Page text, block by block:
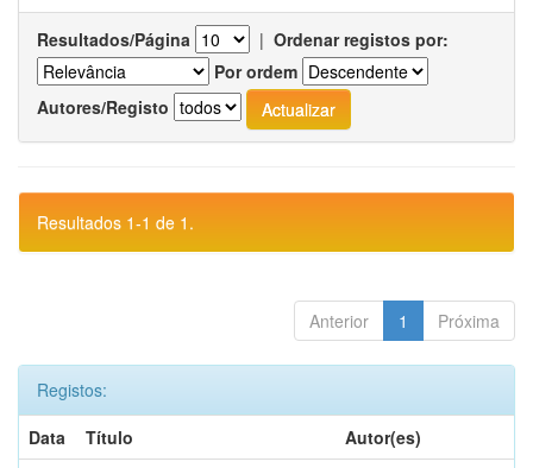
Resultados/Página | Ordenar registos por:
Por ordem
Autores/Registo
Resultados 1-1 de 1.
Anterior 1 Próxima
Registos:
Data
Título
Autor(es)